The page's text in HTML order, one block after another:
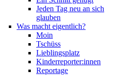
Jeden Tag neu an sich
glauben
Was macht eigentlich?
Moin
Tschüss
Lieblingsplatz
Kinderreporter:innen
Reportage